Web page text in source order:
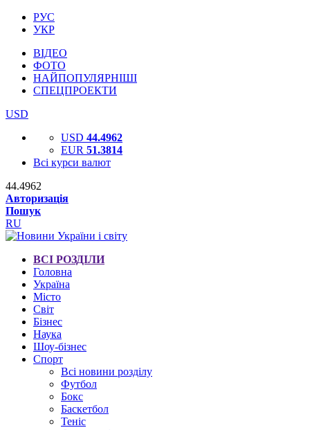
РУС
УКР
ВІДЕО
ФОТО
НАЙПОПУЛЯРНІШІ
СПЕЦПРОЕКТИ
USD
USD 44.4962
EUR 51.3814
Всі курси валют
44.4962
Авторизація
Пошук
RU
ВСІ РОЗДІЛИ
Головна
Україна
Місто
Світ
Бізнес
Наука
Шоу-бізнес
Спорт
Всі новини розділу
Футбол
Бокс
Баскетбол
Теніс